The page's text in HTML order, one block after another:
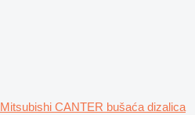
Mitsubishi CANTER bušaća dizalica